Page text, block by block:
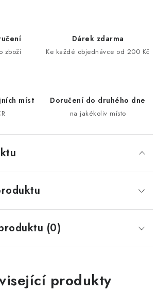
zboží
Dárek zdarma
Ke každé objednávce od 200 Kč
míst Doručení do druhého dne
na jakékoliv místo
(0)
produkty